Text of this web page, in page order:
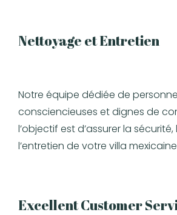
Nettoyage et Entretien
Notre équipe dédiée de
consciencieuses et dignes de
l’objectif est d’assurer la
l’entretien de votre villa
Excellent Customer